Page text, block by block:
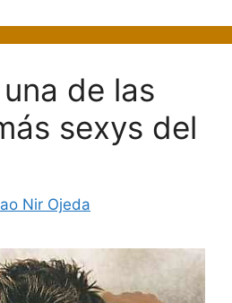
de las
sexys del
Nir Ojeda